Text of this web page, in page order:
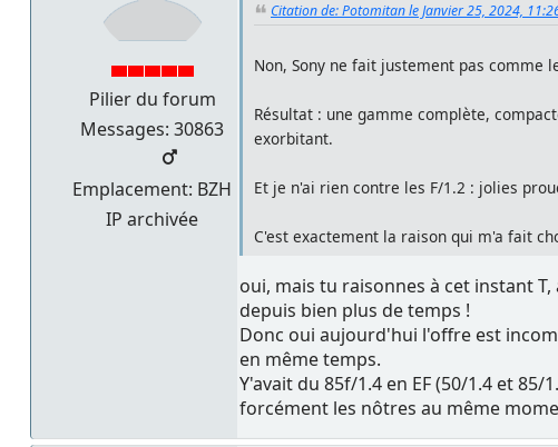
Pilier du forum
Messages: 30863
Emplacement: BZH
IP archivée
Citation de: Potomitan le Janvier 25, 2024,
Non, Sony ne fait justement pas comme
Résultat : une gamme complète,
exorbitant.
Et je n'ai rien contre les F/1.2 : jolies
C'est exactement la raison qui m'a fait
oui, mais tu raisonnes à cet instant
depuis bien plus de temps !
Donc oui aujourd'hui l'offre est
en même temps.
Y'avait du 85f/1.4 en EF (50/1.4 et
forcément les nôtres au même